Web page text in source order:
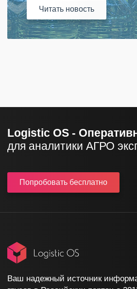
Читать новость
Logistic OS -
для аналитики АГРО
Попробовать бесплатно
Ваш надежный источник